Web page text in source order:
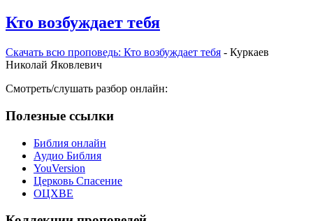
Кто возбуждает тебя
Скачать вcю проповедь: Кто возбуждает тебя - Куркаев
Николай Яковлевич
Смотреть/слушать разбор онлайн:
Полезные ссылки
Библия онлайн
Аудио Библия
YouVersion
Церковь Спасение
ОЦХВЕ